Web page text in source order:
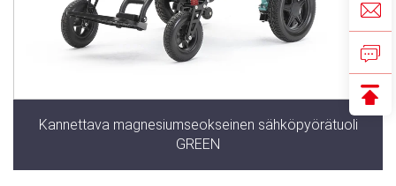
Kannettava magnesiumseokseinen sähköpyörätuoli
GREEN